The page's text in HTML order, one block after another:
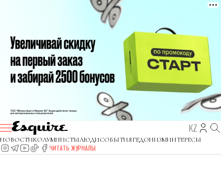
KZ
НОВОСТИКОЛУМНИСТЫЛЮДИСОБЫТИЯГЕДОНИЗМИНТЕРЕСЫ
ЧИТАТЬ ЖУРНАЛЫ